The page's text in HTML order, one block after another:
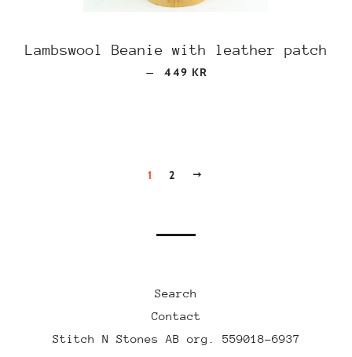
Lambswool Beanie with leather patch
— REGULAR PRICE
449 KR
1 2
Search
Contact
Stitch N Stones AB org. 559018-6937